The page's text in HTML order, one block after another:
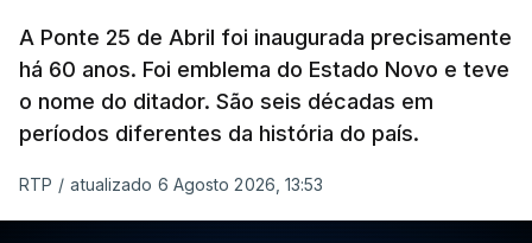
A Ponte 25 de Abril foi inaugurada precisamente
há 60 anos. Foi emblema do Estado Novo e teve
o nome do ditador. São seis décadas em
períodos diferentes da história do país.
RTP / atualizado 6 Agosto 2026, 13:53